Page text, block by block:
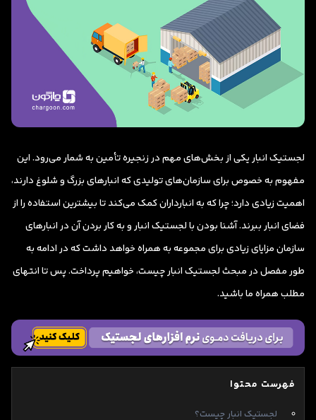
لجستیک انبار یکی از بخش‌های مهم در زنجیره تأمین به شمار می‌رود. این
مفهوم به خصوص برای سازمان‌های تولیدی که انبارهای بزرگ و شلوغ دارند،
اهمیت زیادی دارد؛ چرا که به انبارداران کمک می‌کند تا بیشترین استفاده را از
فضای انبار ببرند. آشنا بودن با لجستیک انبار و به کار بردن آن در انبارهای
سازمان مزایای زیادی برای مجموعه به همراه خواهد داشت که در ادامه به
طور مفصل در مبحث لجستیک انبار چیست، خواهیم پرداخت. پس تا انتهای
مطلب همراه ما باشید.
فهرست محتوا
لجستیک انبار چیست؟